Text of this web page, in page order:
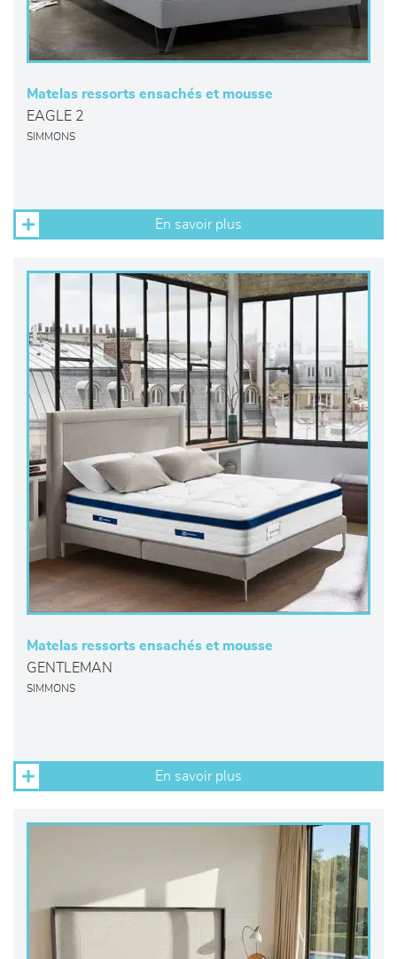
Matelas ressorts ensachés et mousse
EAGLE 2
SIMMONS
En savoir plus
Matelas ressorts ensachés et mousse
GENTLEMAN
SIMMONS
En savoir plus